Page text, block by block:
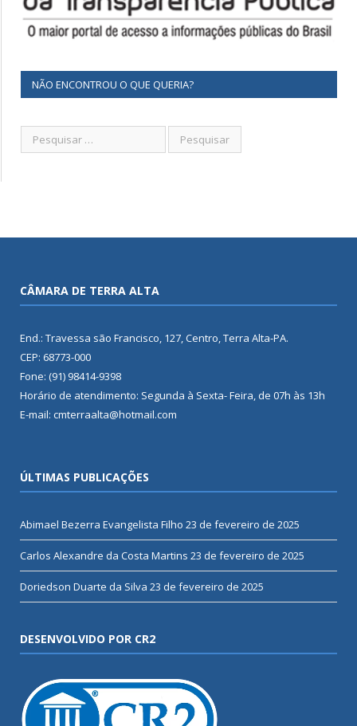
NÃO ENCONTROU O QUE QUERIA?
CÂMARA DE TERRA ALTA
End.: Travessa são Francisco, 127, Centro, Terra Alta-PA.
CEP: 68773-000
Fone: (91) 98414-9398
Horário de atendimento: Segunda à Sexta- Feira, de 07h às 13h
E-mail: cmterraalta@hotmail.com
ÚLTIMAS PUBLICAÇÕES
Abimael Bezerra Evangelista Filho 23 de fevereiro de 2025
Carlos Alexandre da Costa Martins 23 de fevereiro de 2025
Doriedson Duarte da Silva 23 de fevereiro de 2025
DESENVOLVIDO POR CR2